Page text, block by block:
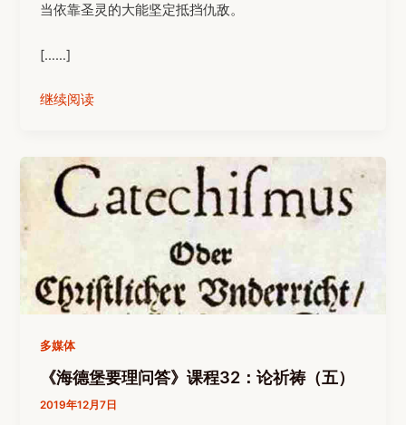
当依靠圣灵的大能坚定抵挡仇敌。
[……]
继续阅读
多媒体
《海德堡要理问答》课程32：论祈祷（五）
2019年12月7日